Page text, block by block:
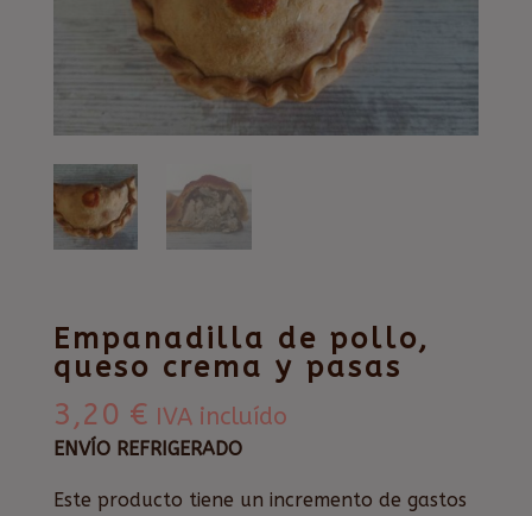
Empanadilla de pollo,
queso crema y pasas
3,20 € IVA incluído
ENVÍO REFRIGERADO
Este producto tiene un incremento de gastos